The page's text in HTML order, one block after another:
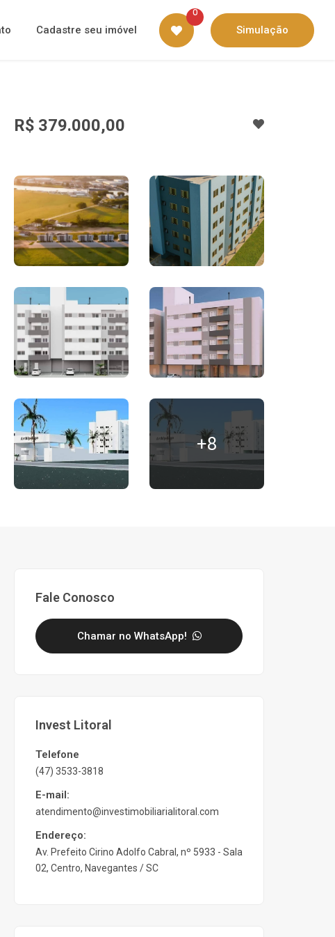
Cadastre seu imóvel
0
Simulação
R$ 379.000,00
+8
Fale Conosco
Chamar no WhatsApp!
Invest Litoral
Telefone
(47) 3533-3818
E-mail:
atendimento@investimobiliarialitoral.com
Endereço:
Av. Prefeito Cirino Adolfo Cabral, nº 5933 - Sala
02, Centro, Navegantes / SC